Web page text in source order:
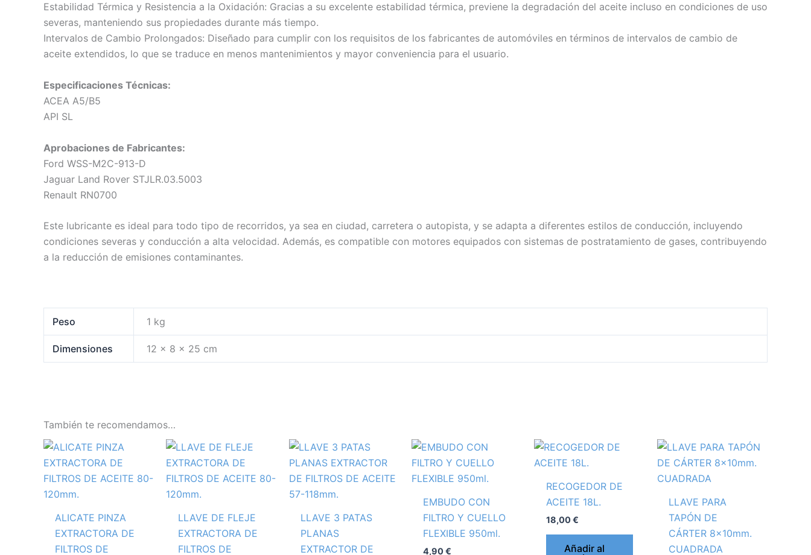
Estabilidad Térmica y Resistencia a la Oxidación: Gracias a su excelente estabilidad térmica, previene la degradación del aceite incluso en condiciones de uso
severas, manteniendo sus propiedades durante más tiempo.
Intervalos de Cambio Prolongados: Diseñado para cumplir con los requisitos de los fabricantes de automóviles en términos de intervalos de cambio de
aceite extendidos, lo que se traduce en menos mantenimientos y mayor conveniencia para el usuario.
Especificaciones Técnicas:
ACEA A5/B5
API SL
Aprobaciones de Fabricantes:
Ford WSS-M2C-913-D
Jaguar Land Rover STJLR.03.5003
Renault RN0700
Este lubricante es ideal para todo tipo de recorridos, ya sea en ciudad, carretera o autopista, y se adapta a diferentes estilos de conducción, incluyendo
condiciones severas y conducción a alta velocidad. Además, es compatible con motores equipados con sistemas de postratamiento de gases, contribuyendo
a la reducción de emisiones contaminantes.
Peso 1 kg
Dimensiones 12 × 8 × 25 cm
También te recomendamos…
ALICATE PINZA
EXTRACTORA DE
FILTROS DE
LLAVE DE FLEJE
EXTRACTORA DE
FILTROS DE
LLAVE 3 PATAS
PLANAS
EXTRACTOR DE
EMBUDO CON
FILTRO Y CUELLO
FLEXIBLE 950ml.
4,90€
RECOGEDOR DE
ACEITE 18L.
18,00€
Añadir al
LLAVE PARA
TAPÓN DE
CÁRTER 8x10mm.
CUADRADA